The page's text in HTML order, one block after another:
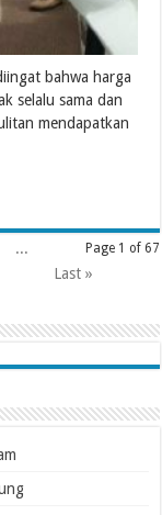
bahwa harga
selalu sama dan
mendapatkan
Page 1 of 67
...
Last »